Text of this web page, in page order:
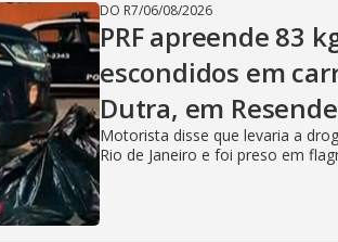
DO R7/06/08/2026
PRF apreende 83
escondidos em
Dutra, em Resende
Motorista disse que levaria a
Rio de Janeiro e foi preso em